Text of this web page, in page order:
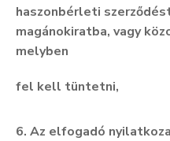
haszonbérleti
magánokiratba, vagy
melyben
fel kell tüntetni,
6. Az elfogadó